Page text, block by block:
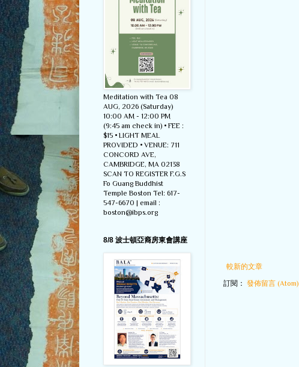
較新的文章
訂閱： 發佈留言 (Atom)
Meditation with Tea 08
AUG, 2026 (Saturday)
10:00 AM - 12:00 PM
(9:45 am check in) • FEE :
$15 • LIGHT MEAL
PROVIDED • VENUE: 711
CONCORD AVE,
CAMBRIDGE, MA 02138
SCAN TO REGISTER F.G.S
Fo Guang Buddhist
Temple Boston Tel: 617-
547-6670 | email :
boston@ibps.org
8/8 波士頓亞裔房東會講座